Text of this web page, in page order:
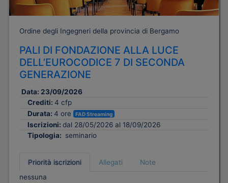
Ordine degli Ingegneri della provincia di Bergamo
PALI DI FONDAZIONE ALLA LUCE
DELL’EUROCODICE 7 DI SECONDA
GENERAZIONE
Data: 23/09/2026
Crediti: 4 cfp
Durata: 4 ore FAD Streaming
Iscrizioni: dal 28/05/2026 al 18/09/2026
Tipologia: seminario
Priorità iscrizioni Allegati
Note
nessuna